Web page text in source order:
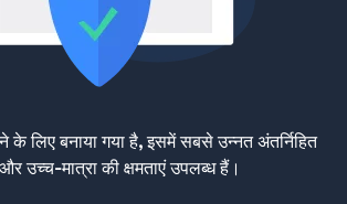
के लिए बनाया गया है, इसमें सबसे उन्नत अंतर्निहित
उच्च-मात्रा की क्षमताएं उपलब्ध हैं।